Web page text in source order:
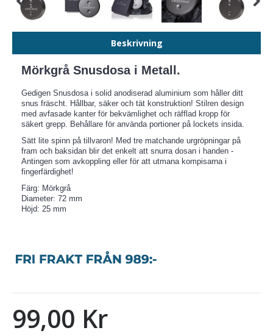
Beskrivning
Mörkgrå Snusdosa i Metall.
Gedigen Snusdosa i solid anodiserad aluminium som håller ditt
snus fräscht. Hållbar, säker och tät konstruktion! Stilren design
med avfasade kanter för bekvämlighet och räfflad kropp för
säkert grepp. Behållare för använda portioner på lockets insida.
Sätt lite spinn på tillvaron! Med tre matchande urgröpningar på
fram och baksidan blir det enkelt att snurra dosan i handen -
Antingen som avkoppling eller för att utmana kompisarna i
fingerfärdighet!
Färg: Mörkgrå
Diameter: 72 mm
Höjd: 25 mm
99,00 Kr